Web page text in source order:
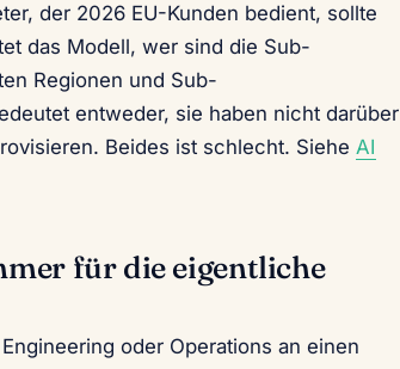
der 2026 EU-Kunden bedient, sollte
das Modell, wer sind die Sub-
Regionen und Sub-
entweder, sie haben nicht darüber
Beides ist schlecht. Siehe AI
für die eigentliche
oder Operations an einen